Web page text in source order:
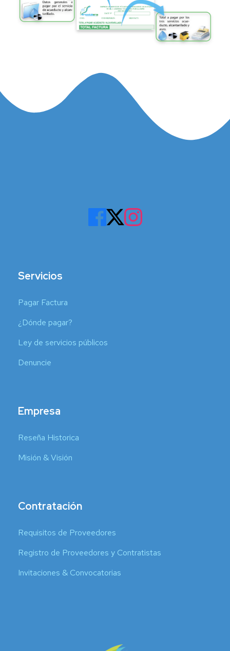
Servicios
Pagar Factura
¿Dónde pagar?
Ley de servicios públicos
Denuncie
Empresa
Reseña Historica
Misión & Visión
Contratación
Requisitos de Proveedores
Registro de Proveedores y Contratistas
Invitaciones & Convocatorias